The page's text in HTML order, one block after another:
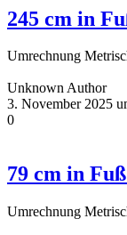
245 cm in
Umrechnung
Unknown Author
3. November 2025
0
79 cm in
Umrechnung